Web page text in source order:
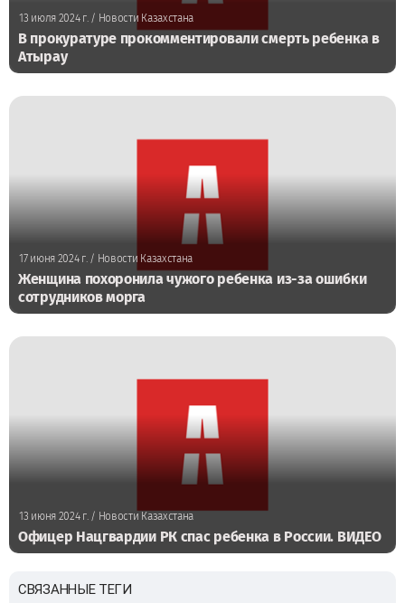
13 июля 2024 г./ Новости Казахстана
В прокуратуре прокомментировали смерть ребенка в
Атырау
17 июня 2024 г. / Новости Казахстана
Женщина похоронила чужого ребенка из-за ошибки
сотрудников морга
13 июня 2024 г./ Новости Казахстана
Офицер Нацгвардии РК спас ребенка в России. ВИДЕО
СВЯЗАННЫЕ ТЕГИ